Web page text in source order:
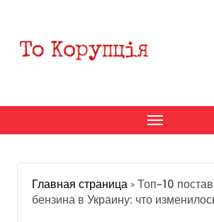
содержанию
Главная страница » Топ-10
бензина в Украину: что